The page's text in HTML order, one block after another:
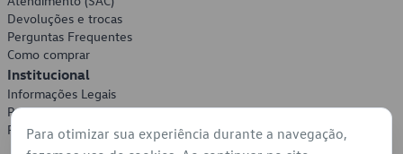
Devoluções e trocas
Perguntas Frequentes
Como comprar
Institucional
Informações Legais
Política de Privacidade
Política de Cookies
Para otimizar sua experiência durante a navegação,